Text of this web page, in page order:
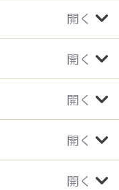
開く
開く
開く
開く
開く